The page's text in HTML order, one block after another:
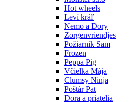
Hot wheels
Leví kráľ
Nemo a Dory
Zorgenvriendjes
Požiarnik Sam
Frozen
Peppa Pig
Včielka Mája
Clumsy Ninja
Poštár Pat
Dora a priatelia